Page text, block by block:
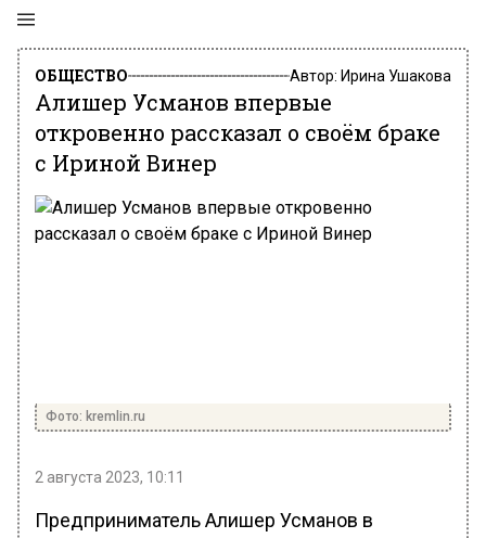
ОБЩЕСТВО Автор: Ирина Ушакова
Алишер Усманов впервые
откровенно рассказал о своём браке
с Ириной Винер
Фото: kremlin.ru
2 августа 2023, 10:11
Предприниматель Алишер Усманов в